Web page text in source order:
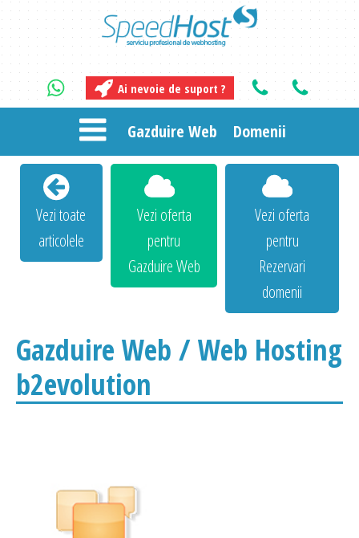
Ai nevoie de suport ?
Gazduire Web Domenii
Vezi toate
articolele
Vezi oferta
pentru
Gazduire Web
Vezi oferta
pentru
Rezervari
domenii
Gazduire Web / Web Hosting
b2evolution